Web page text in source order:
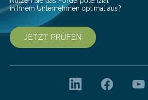
in Ihrem Unternehmen optimal aus?
JETZT PRÜFEN